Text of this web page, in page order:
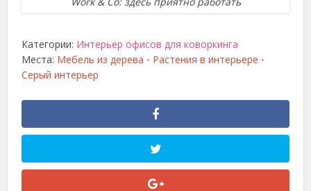
Категории: Интерьер офисов для коворкинга
Места: Мебель из дерева • Растения в интерьере •
Серый интерьер